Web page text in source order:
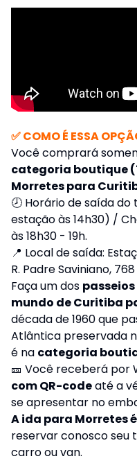
✅ COMO É ESSA
Você comprará
categoria boutique
Morretes para
🕗 Horário de saída
estação às 14h30) /
às 18h30 - 19h.
📍 Local de saída:
R. Padre Saviniano,
Faça um dos
mundo de Curitiba
década de 1960 que
Atlântica preservada
é na categoria
🎫 Você receberá por
com QR-codeaté a
se apresentar no
A ida para Morretes
reservar conosco seu
carroouvan.